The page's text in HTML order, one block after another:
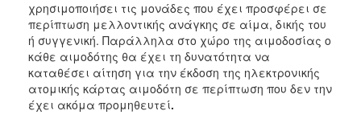
χρησιμοποιήσει τις μονάδες που έχει προσφέρει σε
περίπτωση μελλοντικής ανάγκης σε αίμα, δικής του
ή συγγενική. Παράλληλα στο χώρο της αιμοδοσίας ο
κάθε αιμοδότης θα έχει τη δυνατότητα να
καταθέσει αίτηση για την έκδοση της ηλεκτρονικής
ατομικής κάρτας αιμοδότη σε περίπτωση που δεν την
έχει ακόμα προμηθευτεί.